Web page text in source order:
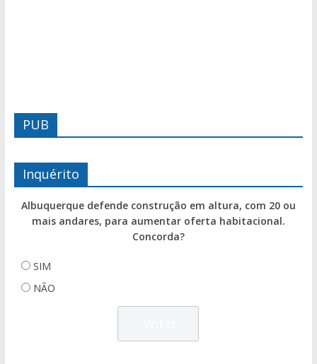
PUB
Inquérito
Albuquerque defende construção em altura, com 20 ou
mais andares, para aumentar oferta habitacional.
Concorda?
SIM
NÃO